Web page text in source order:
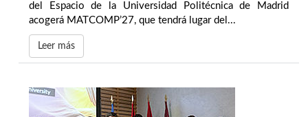
del Espacio de la Universidad Politécnica de Madrid
acogerá MATCOMP’27, que tendrá lugar del...
Leer más